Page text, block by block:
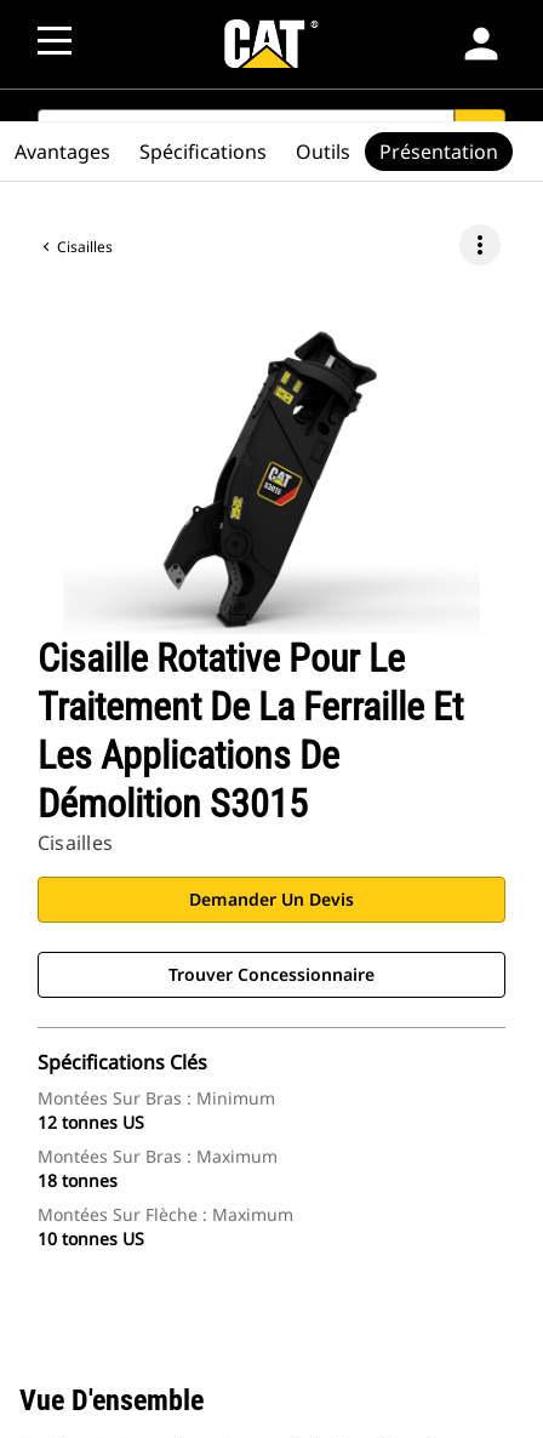
person
SEARCH search
Cisailles more_vert
Cisaille Rotative Pour Le
Traitement De La Ferraille Et
Les Applications De
Démolition S3015
Cisailles
Demander Un Devis
Trouver Concessionnaire
Spécifications Clés
Montées Sur Bras : Minimum
12 tonnes US
Montées Sur Bras : Maximum
18 tonnes
Montées Sur Flèche : Maximum
10 tonnes US
Avantages Spécifications Outils Présentation
Vue D'ensemble